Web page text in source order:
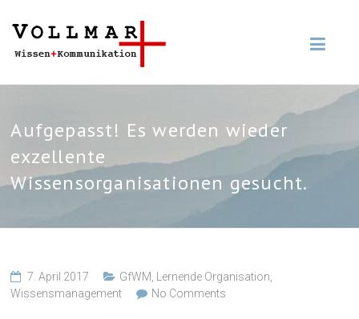
Aufgepasst! Es werden wieder
exzellente
Wissensorganisationen gesucht.
7. April 2017 GfWM Lernende Organisation
Wissensmanagement
No Comments